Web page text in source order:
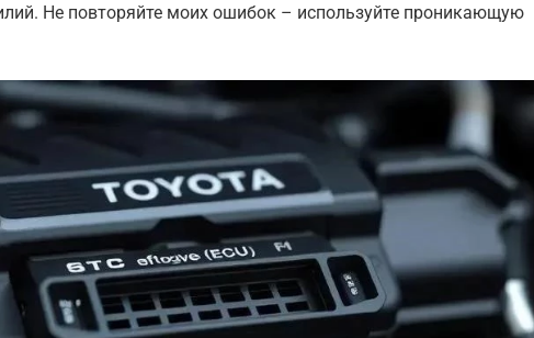
Не повторяйте моих ошибок – используйте проникающую